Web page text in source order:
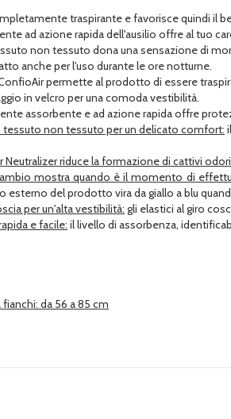
traspirante e favorisce quindi il
ad azione rapida dell'ausilio offre al tuo
non tessuto dona una sensazione di
anche per l'uso durante le ore notturne.
permette al prodotto di essere
in velcro per una comoda vestibilità.
assorbente e ad azione rapida offre
non tessuto per un delicato comfort:
Neutralizer riduce la formazione di cattivi odori
mostra quando è il momento di
esterno del prodotto vira da giallo a blu
per un'alta vestibilità: gli elastici al giro
e facile: il livello di assorbenza,
da 56 a 85 cm